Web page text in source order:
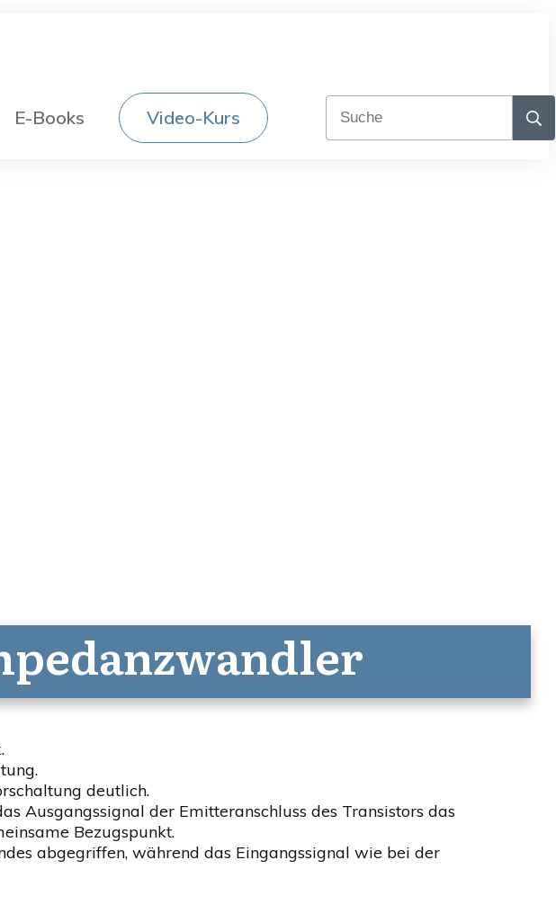
E-Books Video-Kurs
deutlich.
Ausgangssignal der Emitteranschluss des Transistors das
Bezugspunkt.
abgegriffen, während das Eingangssignal wie bei der